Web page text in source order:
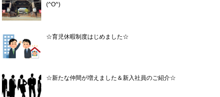
(^O^)
☆育児休暇制度はじめました☆
☆新たな仲間が増えました＆新入社員のご紹介☆